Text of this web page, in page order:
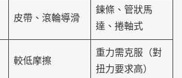
皮帶、滾輪導滑
鍊條、管狀馬
達、捲軸式
較低摩擦
重力需克服（對
扭力要求高）